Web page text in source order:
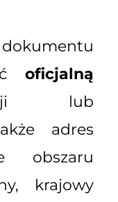
oficjalną
lub
adres
obszaru
krajowy